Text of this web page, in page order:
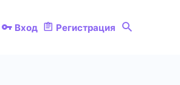
Вход Регистрация